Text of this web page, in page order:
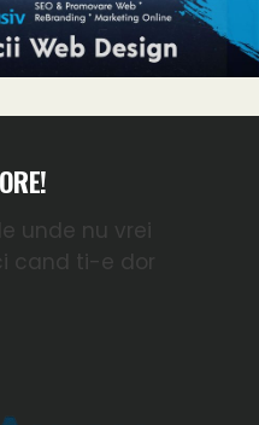
unde nu vrei
cand ti-e dor